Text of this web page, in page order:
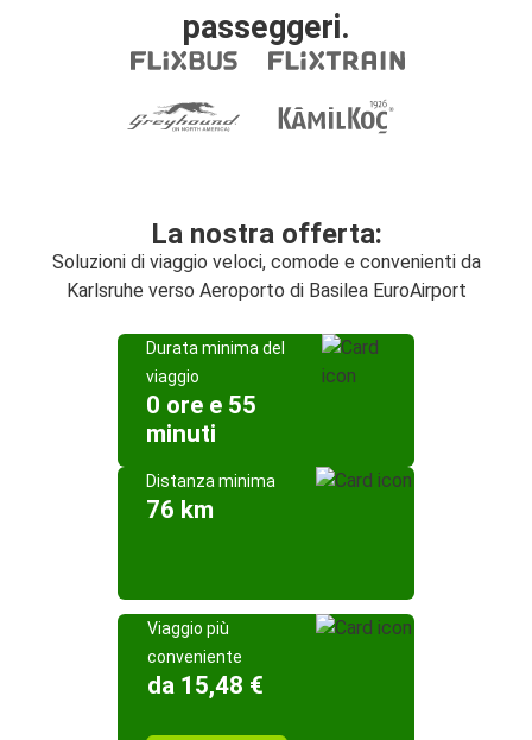
passeggeri.
La nostra offerta:
Soluzioni di viaggio veloci, comode e convenienti da
Karlsruhe verso Aeroporto di Basilea EuroAirport
Durata minima del
viaggio
0 ore e 55
minuti
Distanza minima
76 km
Viaggio più
conveniente
da 15,48 €